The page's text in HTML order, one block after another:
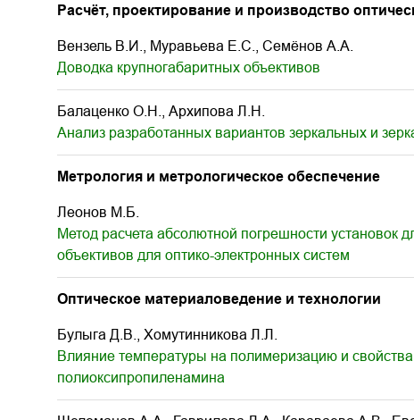
Расчёт, проектирование и производство
Вензель В.И., Муравьева Е.С., Семёнов А.А.
Доводка крупногабаритных объективов
Балаценко О.Н., Архипова Л.Н.
Анализ разработанных вариантов зеркальных и
Метрология и метрологическое обеспечение
Леонов М.Б.
Метод расчета абсолютной погрешности установок
объективов для оптико-электронных систем
Оптическое материаловедение и технологии
Булыга Д.В., Хомутинникова Л.Л.
Влияние температуры на полимеризацию и
полиоксипропиленамина